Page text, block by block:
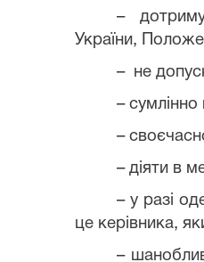
–
України,
– не
– сумлінно
–
– діяти в
– у разі
це керівника,
–